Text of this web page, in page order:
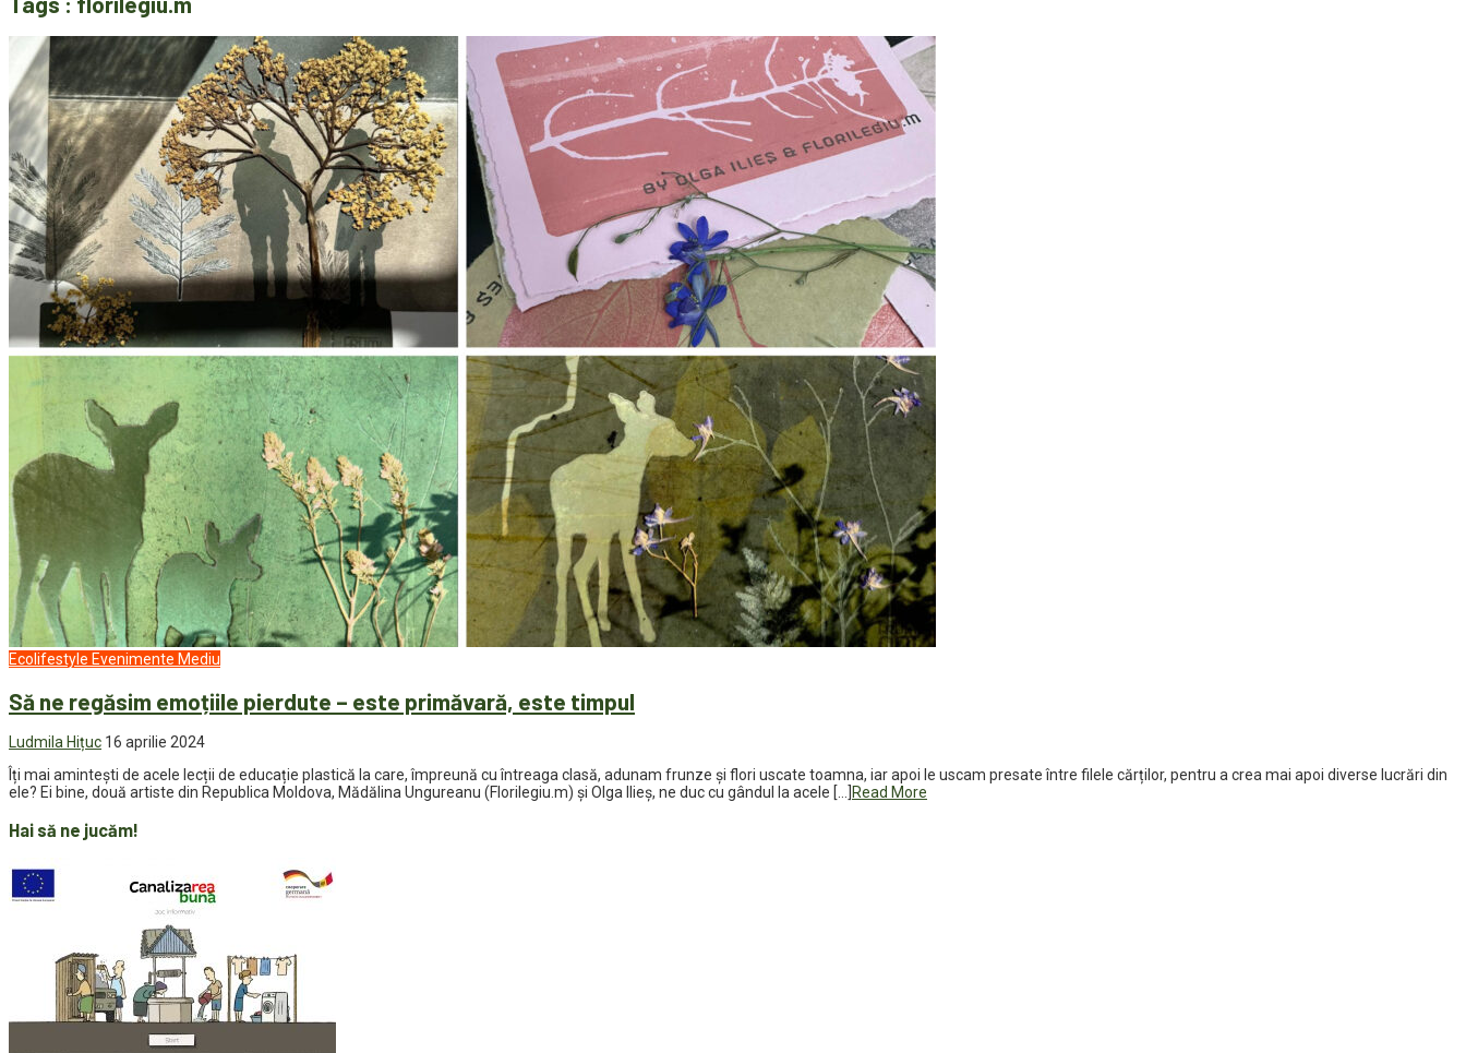
Ecolifestyle Evenimente Mediu
Să ne regăsim emoțiile pierdute – este primăvară, este timpul
Ludmila Hițuc 16 aprilie 2024
Îți mai amintești de acele lecții de educație plastică la care, împreună cu întreaga clasă, adunam frunze și flori uscate toamna, iar apoi le uscam presate între filele cărților, pentru a crea mai apoi diverse lucrări din
ele? Ei bine, două artiste din Republica Moldova, Mădălina Ungureanu (Florilegiu.m) și Olga Ilieș, ne duc cu gândul la acele […] Read More
Hai să ne jucăm!